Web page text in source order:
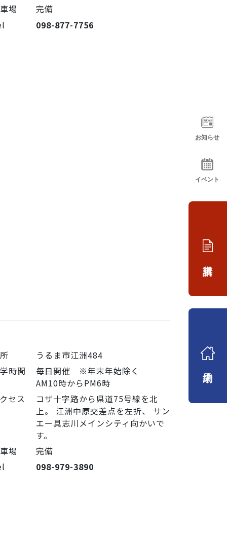
お知らせ
イベント
場
完備
098-877-7756
うるま市江洲484
時間
毎日開催 ※年末年始除く
AM10時からPM6時
セス
コザ十字路から県道75号線を北
上。 江洲中原交差点を左折、 サン
エー具志川メインシティ向かいで
す。
場
完備
098-979-3890